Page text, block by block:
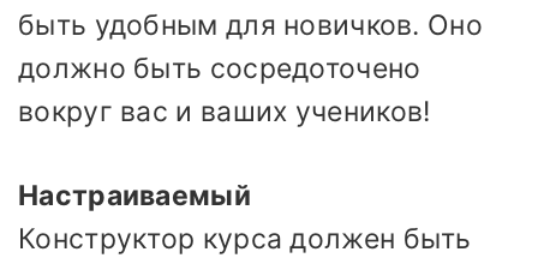
быть удобным для новичков. Оно
должно быть сосредоточено
вокруг вас и ваших учеников!
Настраиваемый
Конструктор курса должен быть